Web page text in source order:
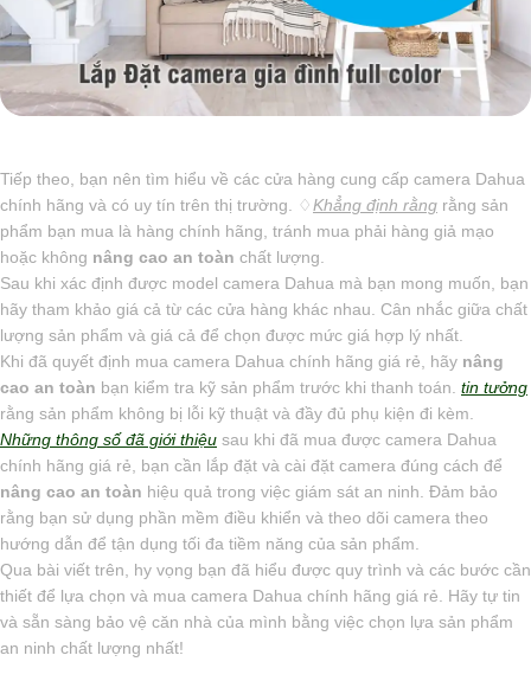
Tiếp theo, bạn nên tìm hiểu về các cửa hàng cung cấp camera Dahua
chính hãng và có uy tín trên thị trường. ♢Khẳng định rằng rằng sản
phẩm bạn mua là hàng chính hãng, tránh mua phải hàng giả mạo
hoặc không nâng cao an toàn chất lượng.
Sau khi xác định được model camera Dahua mà bạn mong muốn, bạn
hãy tham khảo giá cả từ các cửa hàng khác nhau. Cân nhắc giữa chất
lượng sản phẩm và giá cả để chọn được mức giá hợp lý nhất.
Khi đã quyết định mua camera Dahua chính hãng giá rẻ, hãy nâng
cao an toàn bạn kiểm tra kỹ sản phẩm trước khi thanh toán. tin tưởng
rằng sản phẩm không bị lỗi kỹ thuật và đầy đủ phụ kiện đi kèm.
Những thông số đã giới thiệu sau khi đã mua được camera Dahua
chính hãng giá rẻ, bạn cần lắp đặt và cài đặt camera đúng cách để
nâng cao an toàn hiệu quả trong việc giám sát an ninh. Đảm bảo
rằng bạn sử dụng phần mềm điều khiển và theo dõi camera theo
hướng dẫn để tận dụng tối đa tiềm năng của sản phẩm.
Qua bài viết trên, hy vọng bạn đã hiểu được quy trình và các bước cần
thiết để lựa chọn và mua camera Dahua chính hãng giá rẻ. Hãy tự tin
và sẵn sàng bảo vệ căn nhà của mình bằng việc chọn lựa sản phẩm
an ninh chất lượng nhất!